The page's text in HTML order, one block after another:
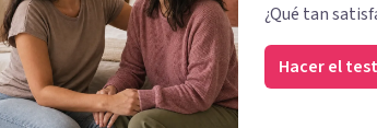
¿Qué tan
Hacer el test